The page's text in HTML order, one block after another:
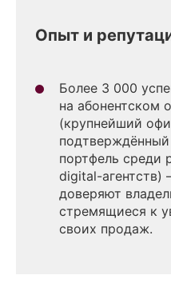
Опыт и
Более 3 000
на абонентском
(крупнейший
подтверждённый
портфель среди
digital-агентств)
доверяют
стремящиеся к
своих продаж.